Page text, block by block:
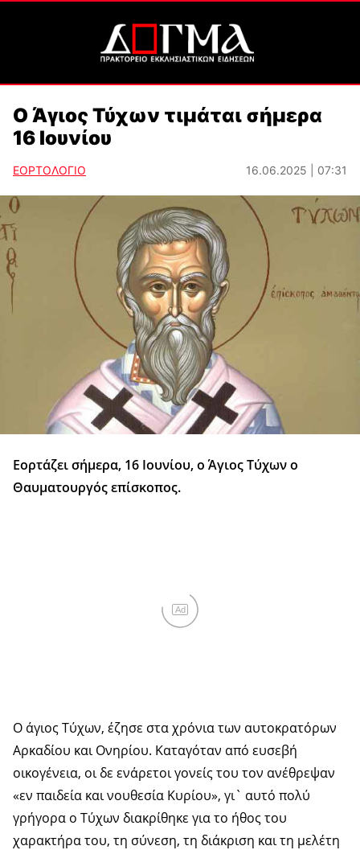
Ο Άγιος Τύχων τιμάται σήμερα
16 Ιουνίου
ΕΟΡΤΟΛΟΓΙΟ 16.06.2025 | 07:31
Εορτάζει σήμερα, 16 Ιουνίου, ο Άγιος Τύχων ο
Θαυματουργός επίσκοπος.
Ad
Ο άγιος Τύχων, έζησε στα χρόνια των αυτοκρατόρων
Αρκαδίου και Ονηρίου. Καταγόταν από ευσεβή
οικογένεια, οι δε ενάρετοι γονείς του τον ανέθρεψαν
«εν παιδεία και νουθεσία Κυρίου», γι` αυτό πολύ
γρήγορα ο Τύχων διακρίθηκε για το ήθος του
χαρακτήρα του, τη σύνεση, τη διάκριση και τη μελέτη